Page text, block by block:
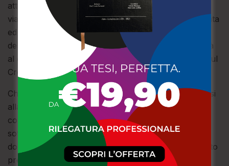
attesi è quello con i
10 Maestri dell’Impossibile
viaggio nel futuro dell’illusionismo tra realtà aumentata
ed effetti digitali inediti, al quale seguirà il momento
del
Magic Comedy Show , dove la magia si mescolerà
al cabaret con artisti iconici come Otto Wessely e Raul
Cremona.
Chi non riuscirà a raggiungere Torino, potrà dedicarsi
alla lettura del comunicato stampa diramato dal
consigliere comunale De Vita, dove si legge: “De Vita
sottolinea con fermezza che la sua adesione al
documento in questione (il riferimento è al documento
presentato da Lo Schiavo, ndr) è da intendersi